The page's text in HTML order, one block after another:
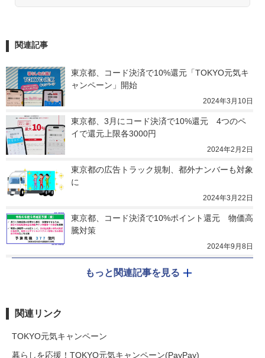
関連記事
東京都、コード決済で10%還元「TOKYO元気キ
ャンペーン」開始
2024年3月10日
東京都、3月にコード決済で10%還元　4つのペ
イで還元上限各3000円
2024年2月2日
東京都の広告トラック規制、都外ナンバーも対象
に
2024年3月22日
東京都、コード決済で10%ポイント還元　物価高
騰対策
2024年9月8日
もっと関連記事を見る
関連リンク
TOKYO元気キャンペーン
暮らしを応援！TOKYO元気キャンペーン(PayPay)